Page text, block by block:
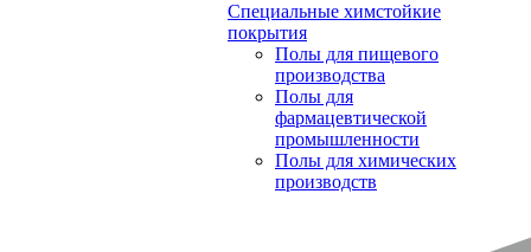
Специальные химстойкие
покрытия
Полы для пищевого
производства
Полы для
фармацевтической
промышленности
Полы для химических
производств